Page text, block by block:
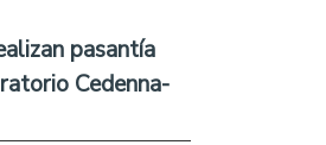
pasantía
Cedenna-